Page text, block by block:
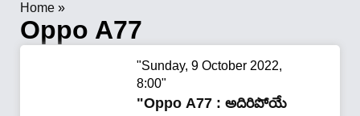
Home »
Oppo A77
"Sunday, 9 October 2022,
8:00"
"Oppo A77 : అదిరిపోయే